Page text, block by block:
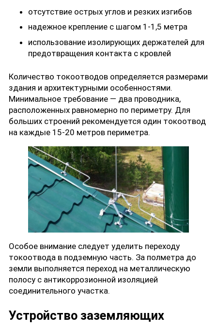
отсутствие острых углов и резких изгибов
надежное крепление с шагом 1-1,5 метра
использование изолирующих держателей для
предотвращения контакта с кровлей
Количество токоотводов определяется размерами
здания и архитектурными особенностями.
Минимальное требование — два проводника,
расположенных равномерно по периметру. Для
больших строений рекомендуется один токоотвод
на каждые 15-20 метров периметра.
Особое внимание следует уделить переходу
токоотвода в подземную часть. За полметра до
земли выполняется переход на металлическую
полосу с антикоррозионной изоляцией
соединительного участка.
Устройство заземляющих